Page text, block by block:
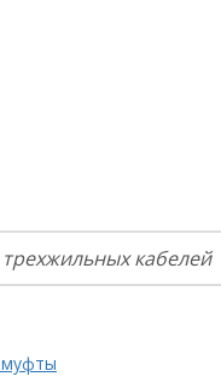
кабелей
муфты